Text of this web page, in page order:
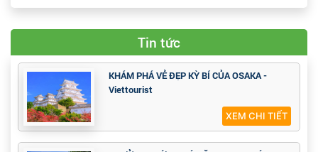
Tin tức
KHÁM PHÁ VẺ ĐẸP KỲ BÍ CỦA OSAKA -
Viettourist
XEM CHI TIẾT